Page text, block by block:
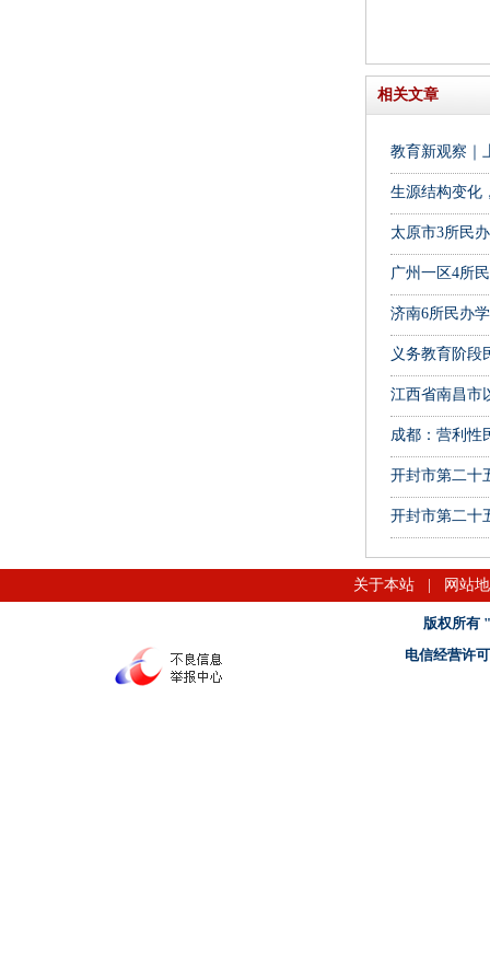
相关文章
教育新观察｜
生源结构变化
太原市3所民
广州一区4所
济南6所民办
义务教育阶段
江西省南昌市
成都：营利性
开封市第二十
开封市第二十
关于本站 网站
版权所有
电信经营许